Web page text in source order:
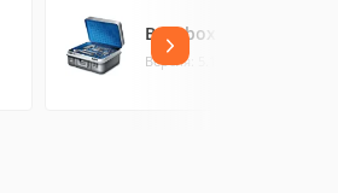
Busybox On Rails
Версия: 5.1.80 (1.46 МБ)